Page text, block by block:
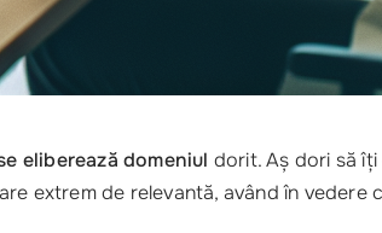
eliberează domeniul dorit. Aș dori să
extrem de relevantă, având în vedere